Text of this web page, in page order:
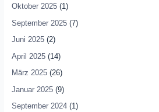
Oktober 2025(1)
September 2025(7)
Juni 2025(2)
April 2025(14)
März 2025(26)
Januar 2025(9)
September 2024(1)